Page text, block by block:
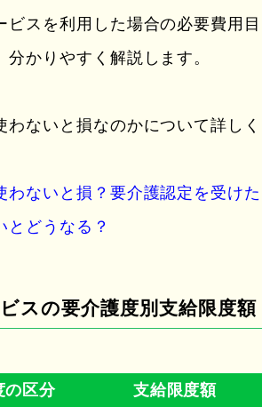
ビスを利用した場合の必要費用目
分かりやすく解説します。
わないと損なのかについて詳しく
わないと損？要介護認定を受けた
とどうなる？
スの要介護度別支給限度額
の区分 支給限度額